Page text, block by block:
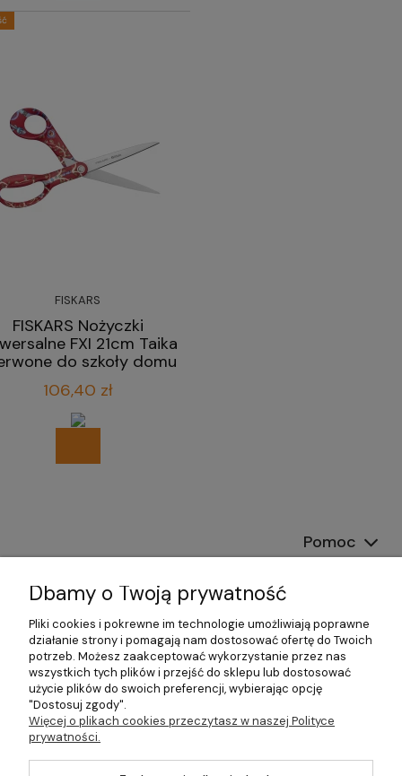
FISKARS
FISKARS Nożyczki
FXI 21cm Taika
do szkoły domu
106,40 zł
Pomoc
Moje konto
Gwarancja i zwroty
O firmie
Dbamy o Twoją prywatność
Pliki cookies i pokrewne im technologie umożliwiają poprawne
działanie strony i pomagają nam dostosować ofertę do Twoich
potrzeb. Możesz zaakceptować wykorzystanie przez nas
wszystkich tych plików i przejść do sklepu lub dostosować
użycie plików do swoich preferencji, wybierając opcję
"Dostosuj zgody".
Więcej o plikach cookies przeczytasz w naszej Polityce
prywatności.